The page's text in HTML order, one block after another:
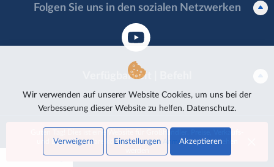
Guten Tag! Dies ist eine Website für Großhändler. Preise, Verkaufs-
und Bestellformulare können nur nach
Anmeldungeingesehen
Ortek - Großhandel mit orthopädischen Artikeln
Folgen Sie uns in den sozialen Netzwerken
Verfügbarkeit | Befehl
Wir verwenden auf unserer Website Cookies, um uns bei der
Verbesserung dieser Website zu helfen. Datenschutz.
Verweigern Einstellungen Akzeptieren
Cookie Setting